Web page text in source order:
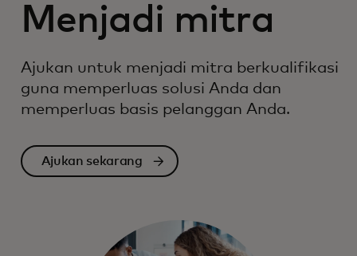
Menjadi mitra
Ajukan untuk menjadi mitra berkualifikasi
guna memperluas solusi Anda dan
memperluas basis pelanggan Anda.
Ajukan sekarang